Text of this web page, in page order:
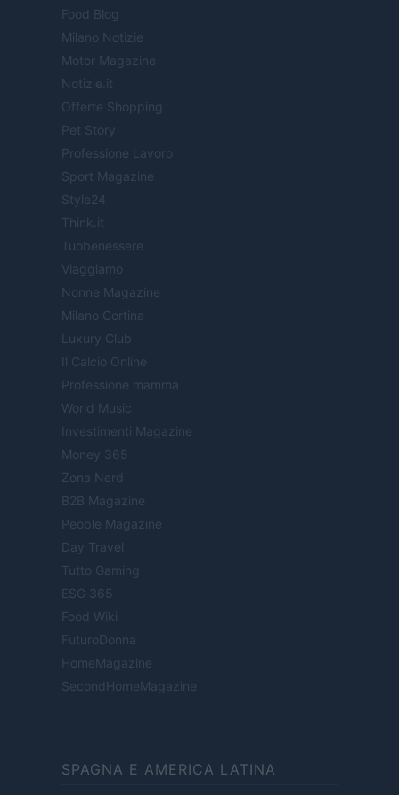
Food Blog
Milano Notizie
Motor Magazine
Notizie.it
Offerte Shopping
Pet Story
Professione Lavoro
Sport Magazine
Style24
Think.it
Tuobenessere
Viaggiamo
Nonne Magazine
Milano Cortina
Luxury Club
Il Calcio Online
Professione mamma
World Music
Investimenti Magazine
Money 365
Zona Nerd
B2B Magazine
People Magazine
Day Travel
Tutto Gaming
ESG 365
Food Wiki
FuturoDonna
HomeMagazine
SecondHomeMagazine
SPAGNA E AMERICA LATINA